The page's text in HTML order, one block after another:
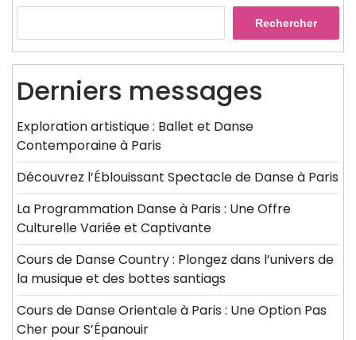
Rechercher
Derniers messages
Exploration artistique : Ballet et Danse
Contemporaine à Paris
Découvrez l’Éblouissant Spectacle de Danse à Paris
La Programmation Danse à Paris : Une Offre
Culturelle Variée et Captivante
Cours de Danse Country : Plongez dans l’univers de
la musique et des bottes santiags
Cours de Danse Orientale à Paris : Une Option Pas
Cher pour S’Épanouir